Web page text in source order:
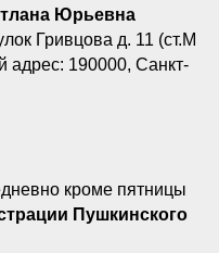
Юрьевна
Гривцова д. 11 (ст.М
190000, Санкт-
кроме пятницы
Пушкинского